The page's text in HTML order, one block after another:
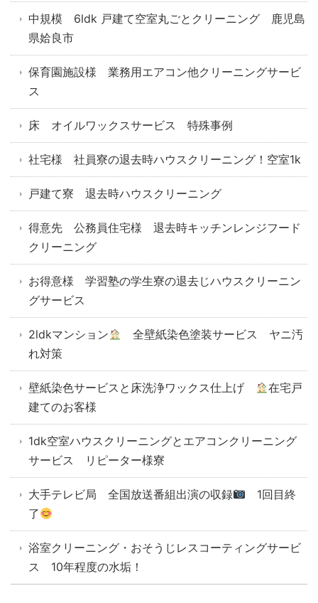
中規模 6ldk 戸建て空室丸ごとクリーニング 鹿児島
県姶良市
保育園施設様 業務用エアコン他クリーニングサービ
ス
床 オイルワックスサービス 特殊事例
社宅様 社員寮の退去時ハウスクリーニング！空室1k
戸建て寮 退去時ハウスクリーニング
得意先 公務員住宅様 退去時キッチンレンジフード
クリーニング
お得意様 学習塾の学生寮の退去じハウスクリーニン
グサービス
2ldkマンション
全壁紙染色塗装サービス ヤニ汚
れ対策
壁紙染色サービスと床洗浄ワックス仕上げ
在宅戸
建てのお客様
1dk空室ハウスクリーニングとエアコンクリーニング
サービス リピーター様寮
大手テレビ局 全国放送番組出演の収録
1回目終
了
浴室クリーニング・おそうじレスコーティングサービ
ス 10年程度の水垢！